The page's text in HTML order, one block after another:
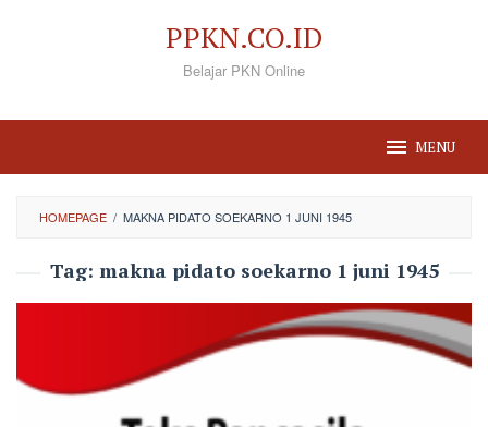
PPKN.CO.ID
Belajar PKN Online
MENU
HOMEPAGE / MAKNA PIDATO SOEKARNO 1 JUNI 1945
Tag: makna pidato soekarno 1 juni 1945